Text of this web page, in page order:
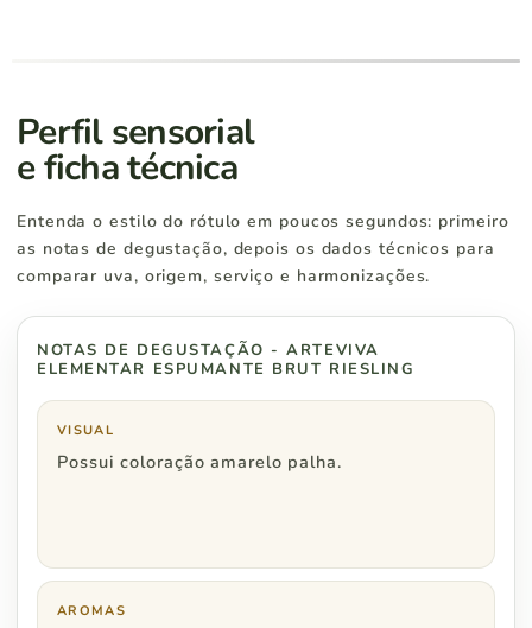
Santa Catarina
Paraná R$ 500
Região Sudeste Pedidos a partir de
Espírito Santo
Perfil sensorial
e ficha técnica
Entenda o estilo do rótulo em poucos segundos: primeiro
as notas de degustação, depois os dados técnicos para
comparar uva, origem, serviço e harmonizações.
NOTAS DE DEGUSTAÇÃO - ARTEVIVA
ELEMENTAR ESPUMANTE BRUT RIESLING
VISUAL
Possui coloração amarelo palha.
AROMAS